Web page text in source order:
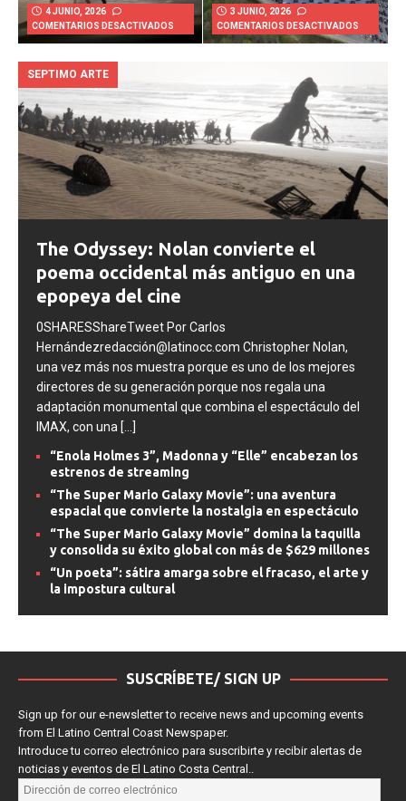
4 JUNIO, 2026
COMENTARIOS DESACTIVADOS
3 JUNIO, 2026
COMENTARIOS DESACTIVADOS
SEPTIMO ARTE
The Odyssey: Nolan convierte el
poema occidental más antiguo en una
epopeya del cine
0SHARESShareTweet Por Carlos
Hernándezredacción@latinocc.com Christopher Nolan,
una vez más nos muestra porque es uno de los mejores
directores de su generación porque nos regala una
adaptación monumental que combina el espectáculo del
[...]
“Enola Holmes 3”, Madonna y “Elle” encabezan los
estrenos de streaming
“The Super Mario Galaxy Movie”: una aventura
espacial que convierte la nostalgia en espectáculo
“The Super Mario Galaxy Movie” domina la taquilla
y consolida su éxito global con más de $629 millones
“Un poeta”: sátira amarga sobre el fracaso, el arte y
la impostura cultural
SUSCRÍBETE/ SIGN UP
Sign up for our e-newsletter to receive news and upcoming events
from El Latino Central Coast Newspaper.
Introduce tu correo electrónico para suscribirte y recibir alertas de
noticias y eventos de El Latino Costa Central..